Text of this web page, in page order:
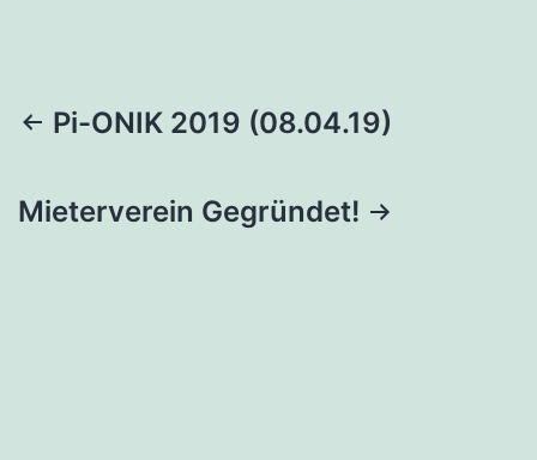
Beitragsnavigation
Pi-ONIK 2019 (08.04.19)
Mieterverein Gegründet!